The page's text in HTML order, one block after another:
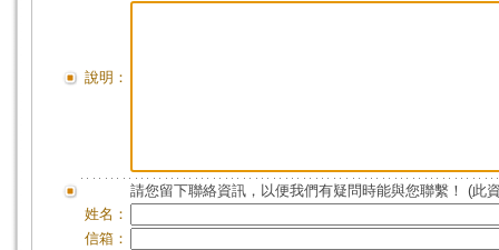
說明：
請您留下聯絡資訊，以便我們有疑問時能與您聯繫！ (此
姓名：
信箱：